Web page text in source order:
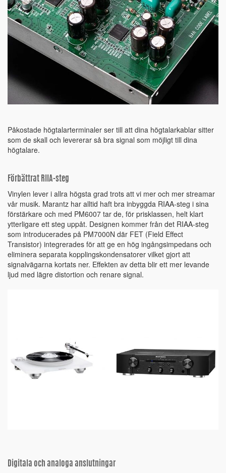
Påkostade högtalarterminaler ser till att dina högtalarkablar sitter
som de skall och levererar så bra signal som möjligt till dina
högtalare.
Förbättrat RIIA-steg
Vinylen lever i allra högsta grad trots att vi mer och mer streamar
vår musik. Marantz har alltid haft bra inbyggda RIAA-steg i sina
förstärkare och med PM6007 tar de, för prisklassen, helt klart
ytterligare ett steg uppåt. Designen kommer från det RIAA-steg
som introducerades på PM7000N där FET (Field Effect
Transistor) integrerades för att ge en hög ingångsimpedans och
eliminera separata kopplingskondensatorer vilket gjort att
signalvägarna kortats ner. Effekten av detta blir ett mer levande
ljud med lägre distortion och renare signal.
Digitala och analoga anslutningar